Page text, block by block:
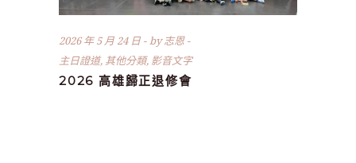
2026 年 5 月 24 日 by志恩
主日證道, 其他分類, 影音文字
2026 高雄歸正退修會